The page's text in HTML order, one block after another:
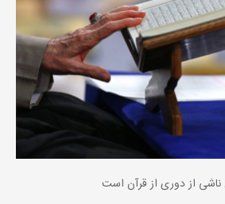
از دوری از قرآن است